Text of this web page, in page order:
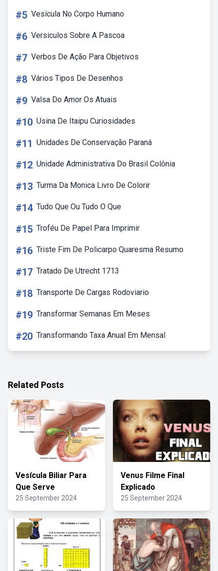
#5 Vesícula No Corpo Humano
#6 Versiculos Sobre A Pascoa
#7 Verbos De Ação Para Objetivos
#8 Vários Tipos De Desenhos
#9 Valsa Do Amor Os Atuais
#10 Usina De Itaipu Curiosidades
#11 Unidades De Conservação Paraná
#12 Unidade Administrativa Do Brasil Colônia
#13 Turma Da Monica Livro De Colorir
#14 Tudo Que Ou Tudo O Que
#15 Troféu De Papel Para Imprimir
#16 Triste Fim De Policarpo Quaresma Resumo
#17 Tratado De Utrecht 1713
#18 Transporte De Cargas Rodoviario
#19 Transformar Semanas Em Meses
#20 Transformando Taxa Anual Em Mensal
Related Posts
Vesícula Biliar Para
Que Serve
25 September 2024
Venus Filme Final
Explicado
25 September 2024